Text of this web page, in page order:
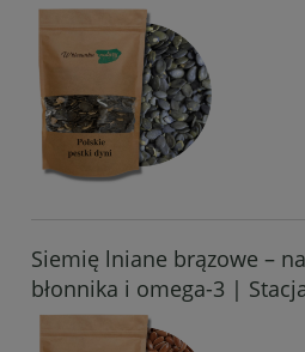
Siemię lniane brązowe –
błonnika i omega-3 |